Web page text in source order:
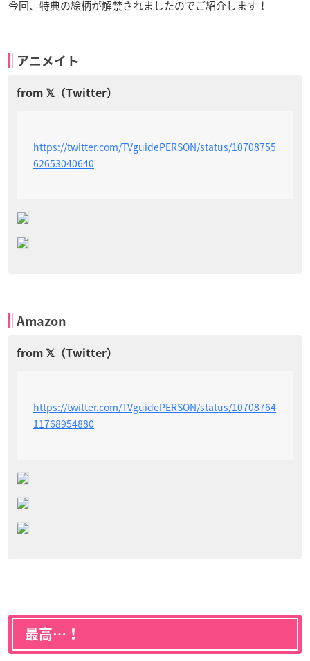
今回、特典の絵柄が解禁されましたのでご紹介します！
アニメイト
https://twitter.com/TVguidePERSON/status/10708755
62653040640
Amazon
https://twitter.com/TVguidePERSON/status/10708764
11768954880
最高…！